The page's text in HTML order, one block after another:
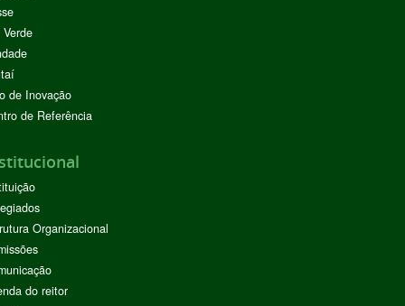
de Inovação
de Referência
Organizacional
do reitor